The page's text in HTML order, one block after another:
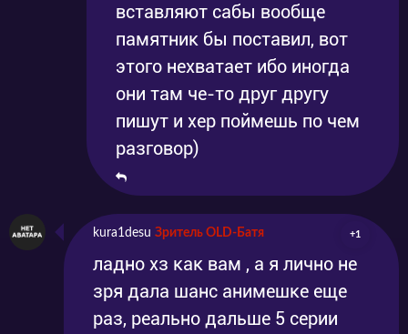
вставляют сабы вообще
памятник бы поставил, вот
этого нехватает ибо иногда
они там че-то друг другу
пишут и хер поймешь по чем
разговор)
kura1desu Зритель OLD-Батя +1
ладно хз как вам , а я лично не
зря дала шанс анимешке еще
раз, реально дальше 5 серии